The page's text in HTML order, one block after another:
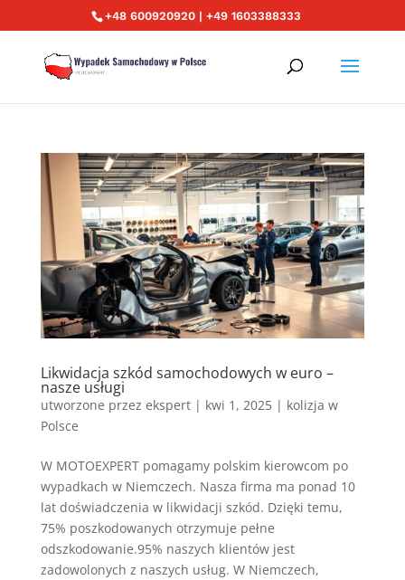
+48 600920920 | +49 1603388333
Likwidacja szkód samochodowych w euro –
nasze usługi
utworzone przez ekspert| kwi 1, 2025| kolizja w
Polsce
W MOTOEXPERT pomagamy polskim kierowcom po
wypadkach w Niemczech. Nasza firma ma ponad 10
lat doświadczenia w likwidacji szkód. Dzięki temu,
75% poszkodowanych otrzymuje pełne
odszkodowanie.95% naszych klientów jest
zadowolonych z naszych usług. W Niemczech,